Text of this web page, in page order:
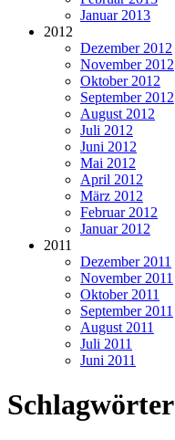
Januar 2013
2012
Dezember 2012
November 2012
Oktober 2012
September 2012
August 2012
Juli 2012
Juni 2012
Mai 2012
April 2012
März 2012
Februar 2012
Januar 2012
2011
Dezember 2011
November 2011
Oktober 2011
September 2011
August 2011
Juli 2011
Juni 2011
Schlagwörter